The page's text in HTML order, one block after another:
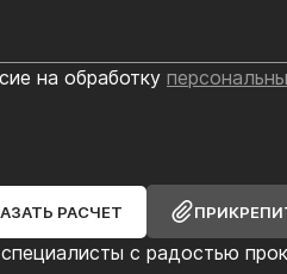
с радостью
на обработку
РАСЧЕТ